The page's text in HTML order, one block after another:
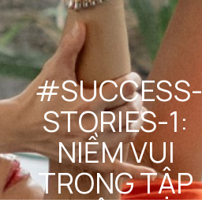
#SUCCESS-
STORIES-1:
NIỀM VUI
TRONG TẬP